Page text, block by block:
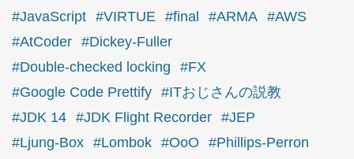
#JavaScript #VIRTUE #final #ARMA #AWS
#AtCoder #Dickey-Fuller
#Double-checked locking
#FX
#Google Code Prettify #ITおじさんの説教
#JDK 14 #JDK Flight Recorder #JEP
#Ljung-Box #Lombok #OoO
#Phillips-Perron